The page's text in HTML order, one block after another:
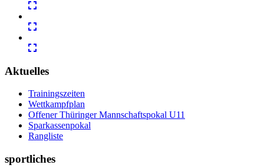
Aktuelles
Trainingszeiten
Wettkampfplan
Offener Thüringer Mannschaftspokal U11
Sparkassenpokal
Rangliste
sportliches